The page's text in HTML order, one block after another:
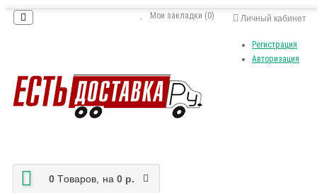
Личный кабинет
Регистрация
Авторизация
Мои закладки (0)
0 Tоваров, на 0 р.